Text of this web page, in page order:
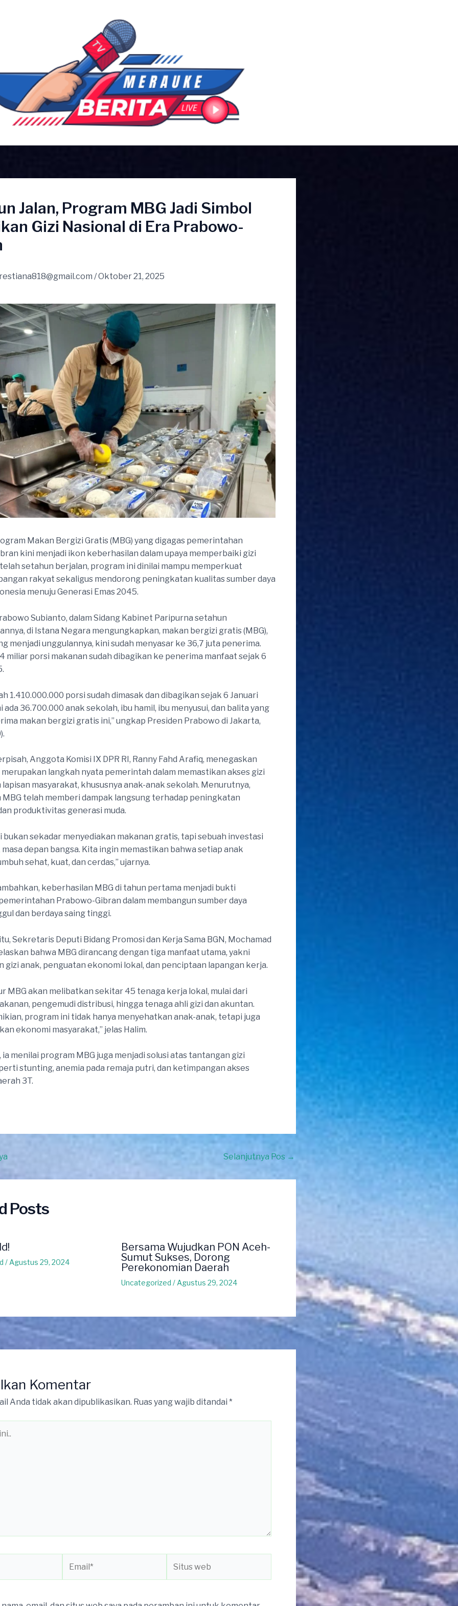
Jalan, Program MBG Jadi Simbol
Gizi Nasional di Era Prabowo-
restiana818@gmail.com /Oktober 21, 2025
Makan Bergizi Gratis (MBG) yang digagas pemerintahan
kini menjadi ikon keberhasilan dalam upaya memperbaiki gizi
setahun berjalan, program ini dinilai mampu memperkuat
rakyat sekaligus mendorong peningkatan kualitas sumber daya
menuju Generasi Emas 2045.
Subianto, dalam Sidang Kabinet Paripurna setahun
di Istana Negara mengungkapkan, makan bergizi gratis (MBG),
menjadi unggulannya, kini sudah menyasar ke 36,7 juta penerima.
miliar porsi makanan sudah dibagikan ke penerima manfaat sejak 6
1.410.000.000 porsi sudah dimasak dan dibagikan sejak 6 Januari
ada 36.700.000 anak sekolah, ibu hamil, ibu menyusui, dan balita yang
makan bergizi gratis ini,” ungkap Presiden Prabowo di Jakarta,
Anggota Komisi IX DPR RI, Ranny Fahd Arafiq, menegaskan
merupakan langkah nyata pemerintah dalam memastikan akses gizi
lapisan masyarakat, khususnya anak-anak sekolah. Menurutnya,
MBG telah memberi dampak langsung terhadap peningkatan
produktivitas generasi muda.
bukan sekadar menyediakan makanan gratis, tapi sebuah investasi
depan bangsa. Kita ingin memastikan bahwa setiap anak
sehat, kuat, dan cerdas,” ujarnya.
keberhasilan MBG di tahun pertama menjadi bukti
Prabowo-Gibran dalam membangun sumber daya
dan berdaya saing tinggi.
Sekretaris Deputi Bidang Promosi dan Kerja Sama BGN, Mochamad
bahwa MBG dirancang dengan tiga manfaat utama, yakni
gizi anak, penguatan ekonomi lokal, dan penciptaan lapangan kerja.
MBG akan melibatkan sekitar 45 tenaga kerja lokal, mulai dari
pengemudi distribusi, hingga tenaga ahli gizi dan akuntan.
program ini tidak hanya menyehatkan anak-anak, tetapi juga
ekonomi masyarakat,” jelas Halim.
menilai program MBG juga menjadi solusi atas tantangan gizi
stunting, anemia pada remaja putri, dan ketimpangan akses
3T.
Selanjutnya Pos →
Posts
/ Agustus 29, 2024
Bersama Wujudkan PON Aceh-
Sumut Sukses, Dorong
Perekonomian Daerah
Uncategorized / Agustus 29, 2024
Komentar
Anda tidak akan dipublikasikan. Ruas yang wajib ditandai *
web